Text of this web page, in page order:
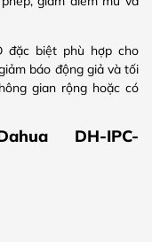
đặc biệt phù hợp cho
báo động giả và tối
gian rộng hoặc có
DH-IPC-